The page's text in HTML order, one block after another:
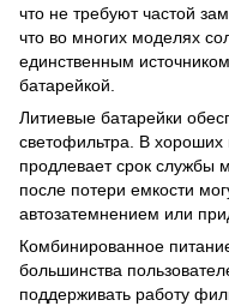
что не требуют частой
что во многих моделях
единственным
батарейкой.
Литиевые батарейки
светофильтра. В
продлевает срок службы
после потери емкости
автозатемнением или
Комбинированное
большинства
поддерживать работу